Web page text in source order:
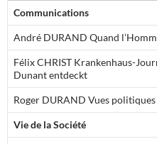
Communications
André DURAND Quand
Félix CHRIST Krankenhaus-
Dunant entdeckt
Roger DURAND Vues
Vie de la Société